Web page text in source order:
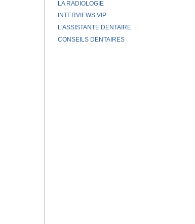
LA RADIOLOGIE
INTERVIEWS VIP
L'ASSISTANTE DENTAIRE
CONSEILS DENTAIRES